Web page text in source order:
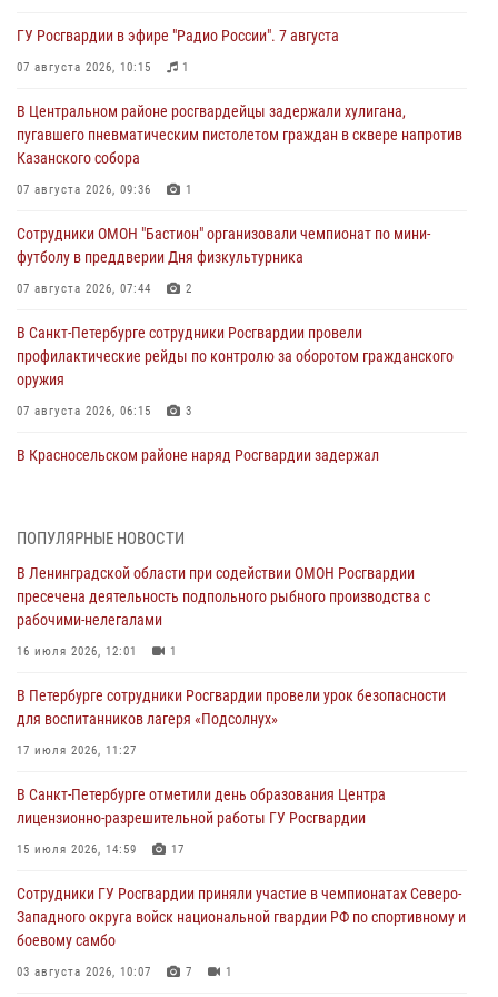
ГУ Росгвардии в эфире "Радио России". 7 августа
07 августа 2026, 10:15 1
В Центральном районе росгвардейцы задержали хулигана,
пугавшего пневматическим пистолетом граждан в сквере напротив
Казанского собора
07 августа 2026, 09:36 1
Сотрудники ОМОН "Бастион" организовали чемпионат по мини-
футболу в преддверии Дня физкультурника
07 августа 2026, 07:44 2
В Санкт-Петербурге сотрудники Росгвардии провели
профилактические рейды по контролю за оборотом гражданского
оружия
07 августа 2026, 06:15 3
В Красносельском районе наряд Росгвардии задержал
06 августа 2026, 13:39 1
В Центральном районе росгвардейцы оперативно задержали
хулигана, стрелявшего из пускового устройства рядом с жилыми
домами
06 августа 2026, 11:36
Сотрудники и военнослужащие Росгвардии обеспечили
правопорядок при проведении матча "Зенит" - "Балтика"
06 августа 2026, 07:30
В Выборгском районе наряд Росгвардии обнаружил
разыскиваемый преступный автотранспорт
05 августа 2026, 12:25 2
Петербургские росгвардейцы обнаружили объявленный в розыск
автомобиль, ранее использовавшийся при совершении кражи в
Ленобласти
04 августа 2026, 14:05
ПОПУЛЯРНЫЕ НОВОСТИ
В Ленинградской области при содействии ОМОН Росгвардии
пресечена деятельность подпольного рыбного производства с
рабочими-нелегалами
16 июля 2026, 12:01 1
В Петербурге сотрудники Росгвардии провели урок безопасности
для воспитанников лагеря «Подсолнух»
17 июля 2026, 11:27
В Санкт-Петербурге отметили день образования Центра
лицензионно-разрешительной работы ГУ Росгвардии
15 июля 2026, 14:59 17
Сотрудники ГУ Росгвардии приняли участие в чемпионатах Северо-
Западного округа войск национальной гвардии РФ по спортивному и
боевому самбо
03 августа 2026, 10:07 7 1